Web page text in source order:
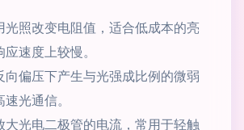
光照改变电阻值，适合低成本的亮
速度上较慢。
向偏压下产生与光强成比例的微弱
光通信。
大光电二极管的电流，常用于轻触